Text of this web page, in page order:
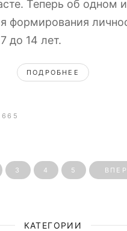
Теперь об одном
формирования
до 14 лет.
ПОДРОБНЕЕ
665
3 4 5
КАТЕГОРИИ